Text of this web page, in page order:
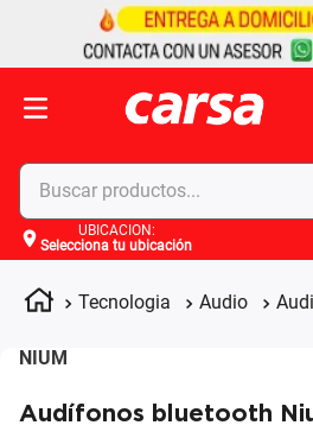
Buscar productos...
UBICACIÓN:
Selecciona tu ubicación
Tecnologia Audio
NIUM
Audífonos bluetooth
Términos más buscados
celulares
4. apple